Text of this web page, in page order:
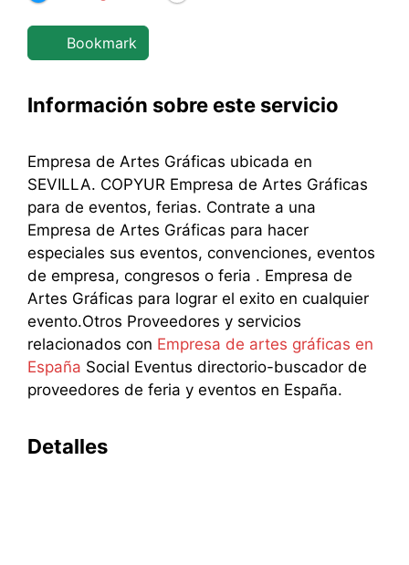
Bookmark
Información sobre este servicio
Empresa de Artes Gráficas ubicada en
SEVILLA. COPYUR Empresa de Artes Gráficas
para de eventos, ferias. Contrate a una
Empresa de Artes Gráficas para hacer
especiales sus eventos, convenciones, eventos
de empresa, congresos o feria . Empresa de
Artes Gráficas para lograr el exito en cualquier
evento.Otros Proveedores y servicios
relacionados con Empresa de artes gráficas en
España Social Eventus directorio-buscador de
proveedores de feria y eventos en España.
Detalles